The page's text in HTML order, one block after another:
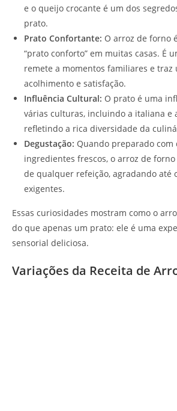
e o queijo crocante é um dos
prato.
Prato Confortante: O arroz de forno
“prato conforto” em muitas casas. É
remete a momentos familiares e traz
acolhimento e satisfação.
Influência Cultural: O prato é uma
várias culturas, incluindo a italiana e
refletindo a rica diversidade da
Degustação: Quando preparado com
ingredientes frescos, o arroz de
de qualquer refeição, agradando até
exigentes.
Essas curiosidades mostram como o
do que apenas um prato: ele é uma
sensorial deliciosa.
Variações da Receita de